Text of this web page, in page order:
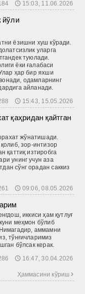
🕔 15:03, 11.06.2026
йўли
ёзишни хуш кўради.
уларга
туюлади.
ёки ғалабаси
ҳар бир яхши
одамларнинг
айланади.
🕔 15:43, 15.05.2026
қаҳридан қайтган
жўнатишади.
зор-интизор
қаттиқ изтиробга
унинг учун аза
сўнг орадан саккиз
🕔 09:06, 08.05.2026
иккиси ҳам қутлуғ
меҳмон бўлиб
аммамни
тўнғичларимиз
бўлсак керак.
🕔 16:47, 30.04.2026
Ҳаммасини кўриш 